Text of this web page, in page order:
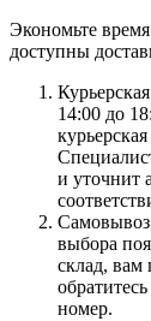
Экономьте
доступны
14:00 до
и уточнит
Самовывоз
выбора
склад, вам
номер.